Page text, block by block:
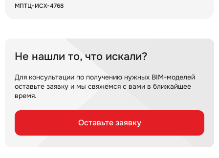
МПТЦ-ИСХ-4768
Не нашли то, что искали?
Для консультации по получению нужных BIM-моделей
оставьте заявку и мы свяжемся с вами в ближайшее
время.
Оставьте заявку